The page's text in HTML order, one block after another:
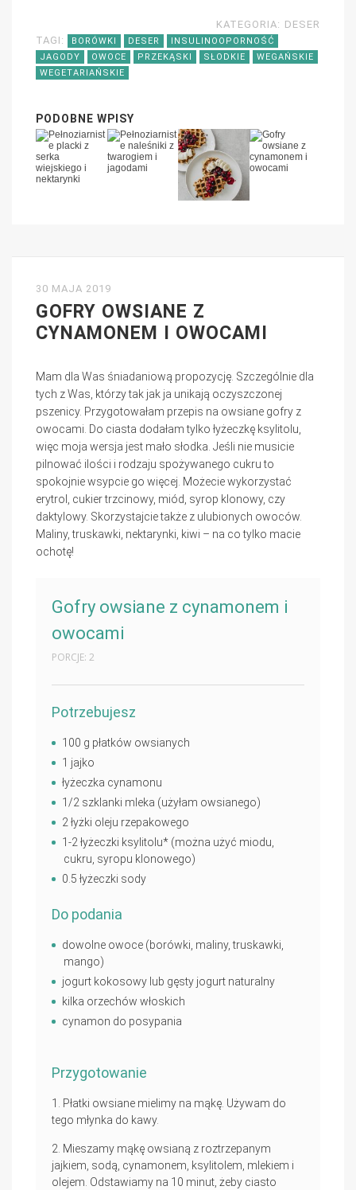
DESER
KATEGORIA:
TAGI:
BORÓWKI DESER
INSULINOOPORNOŚĆ
JAGODY
OWOCE PRZEKĄSKI SŁODKIE
WEGAŃSKIE
WEGETARIAŃSKIE
PODOBNE WPISY
30 MAJA 2019
GOFRY OWSIANE Z
CYNAMONEM I OWOCAMI
Mam dla Was śniadaniową propozycję. Szczególnie dla
tych z Was, którzy tak jak ja unikają oczyszczonej
pszenicy. Przygotowałam przepis na owsiane gofry z
owocami. Do ciasta dodałam tylko łyżeczkę ksylitolu,
więc moja wersja jest mało słodka. Jeśli nie musicie
pilnować ilości i rodzaju spożywanego cukru to
spokojnie wsypcie go więcej. Możecie wykorzystać
erytrol, cukier trzcinowy, miód, syrop klonowy, czy
daktylowy. Skorzystajcie także z ulubionych owoców.
Maliny, truskawki, nektarynki, kiwi – na co tylko macie
ochotę!
Gofry owsiane z cynamonem i
owocami
PORCJE: 2
Potrzebujesz
100 g płatków owsianych
1 jajko
łyżeczka cynamonu
1/2 szklanki mleka (użyłam owsianego)
2 łyżki oleju rzepakowego
1-2 łyżeczki ksylitolu* (można użyć miodu,
cukru, syropu klonowego)
0.5 łyżeczki sody
Do podania
dowolne owoce (borówki, maliny, truskawki,
mango)
jogurt kokosowy lub gęsty jogurt naturalny
kilka orzechów włoskich
cynamon do posypania
Przygotowanie
Płatki owsiane mielimy na mąkę. Używam do
tego młynka do kawy.
Mieszamy mąkę owsianą z roztrzepanym
jajkiem, sodą, cynamonem, ksylitolem, mlekiem i
olejem. Odstawiamy na 10 minut, żeby ciasto